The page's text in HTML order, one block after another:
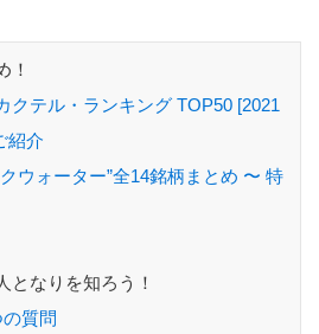
！
クテル・ランキング TOP50 [2021
紹介
ウォーター”全14銘柄まとめ 〜 特
となりを知ろう！
質問